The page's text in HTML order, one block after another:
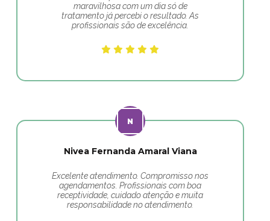
maravilhosa com um dia só de
tratamento já percebi o resultado. As
profissionais são de excelência.
Nivea Fernanda Amaral Viana
Excelente atendimento. Compromisso nos
agendamentos. Profissionais com boa
receptividade, cuidado atenção e muita
responsabilidade no atendimento.